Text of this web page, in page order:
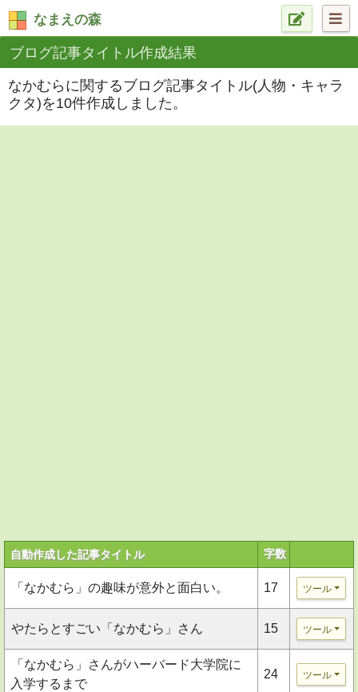
なまえの森
ブログ記事タイトル作成結果
なかむらに関するブログ記事タイトル(人物・キャラ
クタ)を10件作成しました。
自動作成した記事タイトル 字数
「なかむら」の趣味が意外と面白い。 17 ツール
やたらとすごい「なかむら」さん 15 ツール
「なかむら」さんがハーバード大学院に
入学するまで
24 ツール